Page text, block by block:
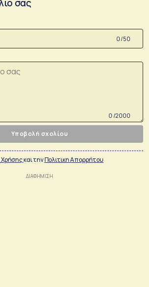
σας
0 /50
0 /2000
Υποβολή σχολίου
Χρήσηςκαι τηνΠολιτικη Απορρήτου